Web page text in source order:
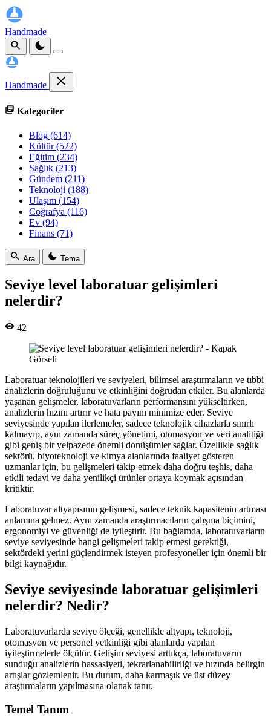
Handmade
Handmade
Kategoriler
Blog (614)
Kültür(522)
Eğitim (234)
Sağlık (213)
Gündem (211)
Teknoloji (188)
Ulaşım (154)
Coğrafya (116)
Ev (94)
Finans (71)
Ara Tema
Seviye level laboratuar gelişimleri
nelerdir?
42
Laboratuar teknolojileri ve seviyeleri, bilimsel araştırmaların ve tıbbi
analizlerin doğruluğunu ve etkinliğini doğrudan etkiler. Bu alanlarda
yaşanan gelişmeler, laboratuvarların performansını yükseltirken,
analizlerin hızını artırır ve hata payını minimize eder. Seviye
seviyesinde yapılan ilerlemeler, sadece teknolojik cihazlarla sınırlı
kalmayıp, aynı zamanda süreç yönetimi, otomasyon ve veri analitiği
gibi geniş bir yelpazede önemli dönüşümler sağlar. Özellikle sağlık
sektörü, biyoteknoloji ve kimya alanlarında faaliyet gösteren
uzmanlar için, bu gelişmeleri takip etmek daha doğru teşhis, daha
etkili tedavi ve daha yenilikçi ürünler ortaya koymak açısından
kritiktir.
Laboratuvar altyapısının gelişmesi, sadece teknik kapasitenin artması
anlamına gelmez. Aynı zamanda araştırmacıların çalışma biçimini,
ergonomiyi ve güvenliği de iyileştirir. Bu bağlamda, laboratuvarların
seviye seviyesinde hangi gelişmeleri takip etmesi gerektiği,
sektördeki yerini güçlendirmek isteyen profesyoneller için önemli bir
bilgi kaynağıdır.
Seviye seviyesinde laboratuar gelişimleri
nelerdir? Nedir?
Laboratuvarlarda seviye ölçeği, genellikle altyapı, teknoloji,
otomasyon ve personel yetkinliği gibi alanlarda yapılan
iyileştirmelerle ölçülür. Gelişim seviyesi arttıkça, laboratuvarın
sunduğu analizlerin hassasiyeti, tekrarlanabilirliği ve hızında belirgin
artışlar gözlemlenir. Bu durum, daha karmaşık ve üst düzey
araştırmaların yapılmasına olanak tanır.
Temel Tanım